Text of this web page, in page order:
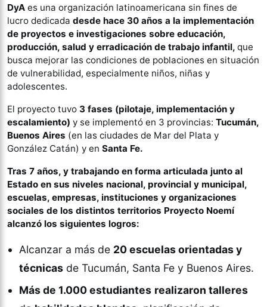
DyA es una organización latinoamericana sin fines de
lucro dedicada desde hace 30 años a la implementación
de proyectos e investigaciones sobre educación,
producción, salud y erradicación de trabajo infantil, que
busca mejorar las condiciones de poblaciones en situación
de vulnerabilidad, especialmente niños, niñas y
adolescentes.
El proyecto tuvo 3 fases (pilotaje, implementación y
escalamiento) y se implementó en 3 provincias: Tucumán,
Buenos Aires (en las ciudades de Mar del Plata y
González Catán) y en Santa Fe.
Tras 7 años, y trabajando en forma articulada junto al
Estado en sus niveles nacional, provincial y municipal,
escuelas, empresas, instituciones y organizaciones
sociales de los distintos territorios Proyecto Noemí
alcanzó los siguientes logros:
Alcanzar a más de 20 escuelas orientadas y
técnicas de Tucumán, Santa Fe y Buenos Aires.
Más de 1.000 estudiantes realizaron talleres